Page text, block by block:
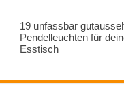
19 unfassbar
Pendelleuchten für
Esstisch